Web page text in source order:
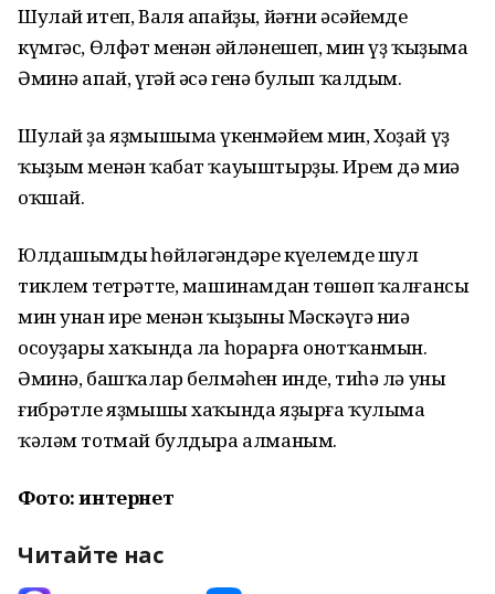
Шулай итеп, Валя апайҙы, йәғни әсәйемде
күмгәс, Өлфәт менән әйләнешеп, мин үҙ ҡыҙыма
Әминә апай, үгәй әсә генә булып ҡалдым.
Шулай ҙа яҙмышыма үкенмәйем мин, Хоҙай үҙ
ҡыҙым менән ҡабат ҡауыштырҙы. Ирем дә миңә
оҡшай.
Юлдашымдың һөйләгәндәре күңелемде шул
тиклем тетрәтте, машинамдан төшөп ҡалғансы
мин унан ире менән ҡыҙының Мәскәүгә ниңә
осоуҙары хаҡында ла һорарға онотҡанмын.
Әминә, башҡалар белмәһен инде, тиһә лә уның
ғибрәтле яҙмышы хаҡында яҙырға ҡулыма
ҡәләм тотмай булдыра алманым.
Фото: интернет
Читайте нас